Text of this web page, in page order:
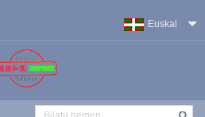
Euskal